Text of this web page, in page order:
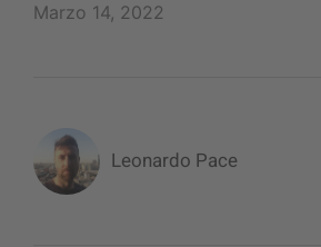
Marzo 14, 2022
Leonardo Pace